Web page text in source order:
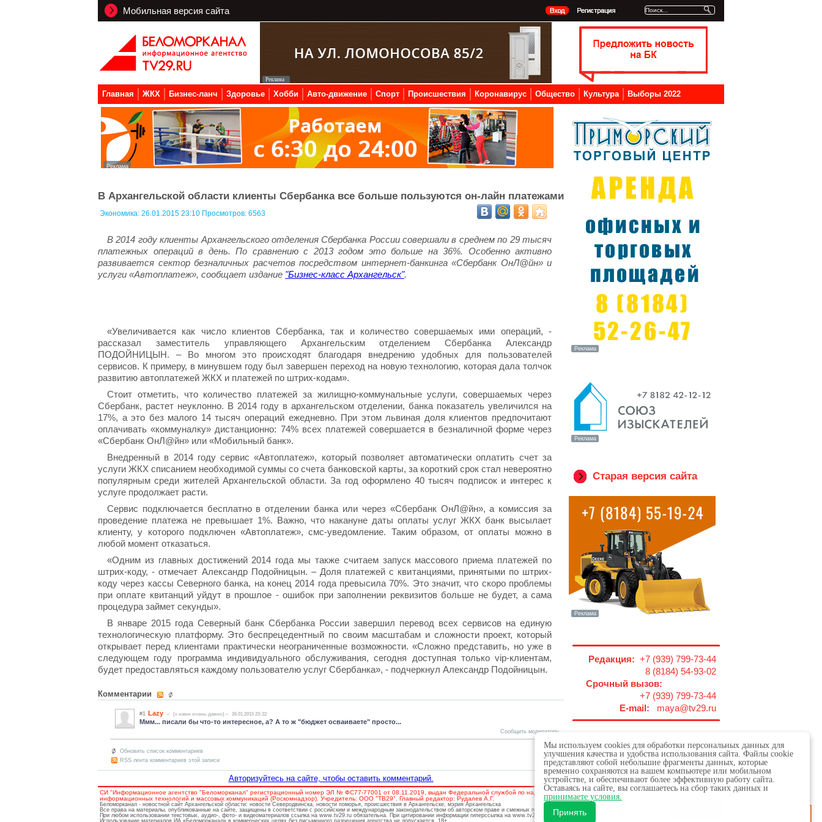
Мобильная версия сайта
Главная ЖКХ Бизнес-ланч Здоровье Хобби Авто-движение Спорт Происшествия Коронавирус Общество Культура Выборы 2022
В Архангельской области клиенты Сбербанка все больше пользуются он-лайн платежами
Экономика: 26.01.2015 23:10 Просмотров: 6563
В 2014 году клиенты Архангельского отделения Сбербанка России совершали в среднем по 29 тысяч
платежных операций в день. По сравнению с 2013 годом это больше на 36%. Особенно активно
развивается сектор безналичных расчетов посредством интернет-банкинга «Сбербанк ОнЛ@йн» и
услуги «Автоплатеж», сообщает издание "Бизнес-класс Архангельск".
«Увеличивается как число клиентов Сбербанка, так и количество совершаемых ими операций, -
рассказал заместитель управляющего Архангельским отделением Сбербанка Александр
ПОДОЙНИЦЫН. – Во многом это происходят благодаря внедрению удобных для пользователей
сервисов. К примеру, в минувшем году был завершен переход на новую технологию, которая дала толчок
развитию автоплатежей ЖКХ и платежей по штрих-кодам».
Стоит отметить, что количество платежей за жилищно-коммунальные услуги, совершаемых через
Сбербанк, растет неуклонно. В 2014 году в архангельском отделении, банка показатель увеличился на
17%, а это без малого 14 тысяч операций ежедневно. При этом львиная доля клиентов предпочитают
оплачивать «коммуналку» дистанционно: 74% всех платежей совершается в безналичной форме через
«Сбербанк ОнЛ@йн» или «Мобильный банк».
Внедренный в 2014 году сервис «Автоплатеж», который позволяет автоматически оплатить счет за
услуги ЖКХ списанием необходимой суммы со счета банковской карты, за короткий срок стал невероятно
популярным среди жителей Архангельской области. За год оформлено 40 тысяч подписок и интерес к
услуге продолжает расти.
Сервис подключается бесплатно в отделении банка или через «Сбербанк ОнЛ@йн», а комиссия за
проведение платежа не превышает 1%. Важно, что накануне даты оплаты услуг ЖКХ банк высылает
клиенту, у которого подключен «Автоплатеж», смс-уведомление. Таким образом, от оплаты можно в
любой момент отказаться.
«Одним из главных достижений 2014 года мы также считаем запуск массового приема платежей по
штрих-коду, - отмечает Александр Подойницын. – Доля платежей с квитанциями, принятыми по штрих-
коду через кассы Северного банка, на конец 2014 года превысила 70%. Это значит, что скоро проблемы
при оплате квитанций уйдут в прошлое - ошибок при заполнении реквизитов больше не будет, а сама
процедура займет секунды».
В январе 2015 года Северный банк Сбербанка России завершил перевод всех сервисов на единую
технологическую платформу. Это беспрецедентный по своим масштабам и сложности проект, который
открывает перед клиентами практически неограниченные возможности. «Сложно представить, но уже в
следующем году программа индивидуального обслуживания, сегодня доступная только vip-клиентам,
будет предоставляться каждому пользователю услуг Сбербанка», - подчеркнул Александр Подойницын.
Комментарии
#1 Lazy (c нами очень давно) 26.01.2015 23:22
Ммм... писали бы что-то интересное, а? А то ж "бюджет осваиваете" просто...
Сообщить модератору
Обновить список комментариев
RSS лента комментариев этой записи
Авторизуйтесь на сайте, чтобы оставить комментарий.
Старая версия сайта
Редакция: +7 (939) 799-73-44
8 (8184) 54-93-02
Срочный вызов:
+7 (939) 799-73-44
E-mail: maya@tv29.ru
СИ "Информационное агентство "Беломорканал" регистрационный номер ЭЛ № ФС77-77001 от 08.11.2019, выдан Федеральной службой по надзору в сфере связи,
информационных технологий и массовых коммуникаций (Роскомнадзор). Учредитель: ООО "ТВ29". Главный редактор: Рудалев А.Г.
Беломорканал - новостной сайт Архангельской области: новости Северодвинска, новости поморья, происшествия в Архангельске, мэрия Архангельска
Все права на материалы, опубликованные на сайте, защищены в соответствии с российским и международным законодательством об авторском праве и смежных правах.
При любом использовании текстовых, аудио-, фото- и видеоматериалов ссылка на www.tv29.ru обязательна. При цитировании информации гиперссылка на www.tv29.ru обязательна.
Использование материалов ИА «Беломорканал» в коммерческих целях без письменного разрешения агентства не допускается. 18+
Мы используем cookies для обработки персональных данных для
улучшения качества и удобства использования сайта. Файлы cookie
представляют собой небольшие фрагменты данных, которые
временно сохраняются на вашем компьютере или мобильном
устройстве, и обеспечивают более эффективную работу сайта.
Оставаясь на сайте, вы соглашаетесь на сбор таких данных и
принимаете условия.
Принять